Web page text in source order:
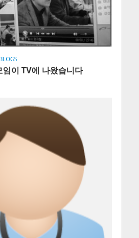
임이 TV에 나왔습니다